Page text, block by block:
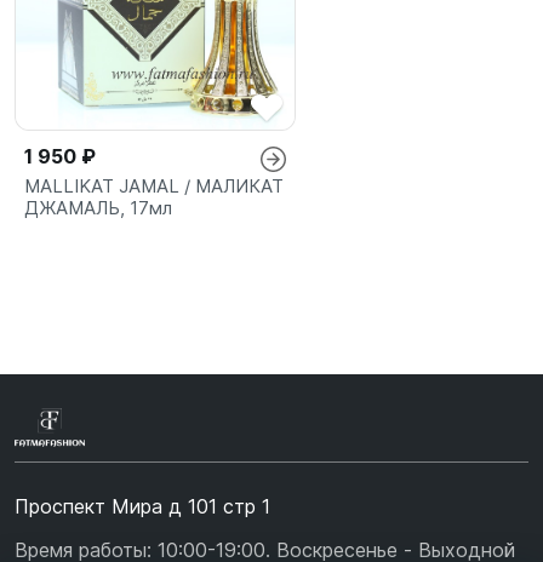
1 950 ₽
MALLIKAT JAMAL / МАЛИКАТ
ДЖАМАЛЬ, 17мл
Проспект Мира д 101 стр 1
Время работы: 10:00-19:00. Воскресенье - Выходной